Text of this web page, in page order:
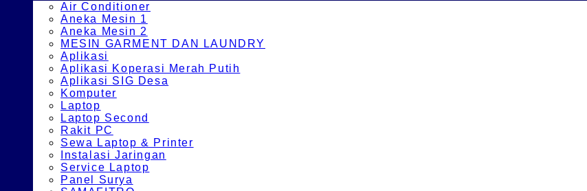
Air Conditioner
Aneka Mesin 1
Aneka Mesin 2
MESIN GARMENT DAN LAUNDRY
Aplikasi
Aplikasi Koperasi Merah Putih
Aplikasi SIG Desa
Komputer
Laptop
Laptop Second
Rakit PC
Sewa Laptop & Printer
Instalasi Jaringan
Service Laptop
Panel Surya